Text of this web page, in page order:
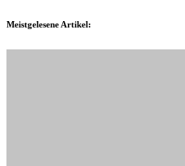
Meistgelesene Artikel: